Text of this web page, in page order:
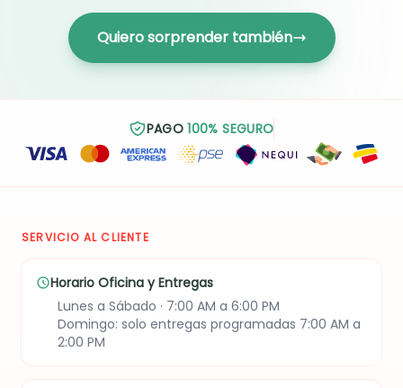
Quiero sorprender también
PAGO100% SEGURO
SERVICIO AL CLIENTE
Horario Oficina y Entregas
Lunes a Sábado · 7:00 AM a 6:00 PM
Domingo: solo entregas programadas 7:00 AM a
2:00 PM